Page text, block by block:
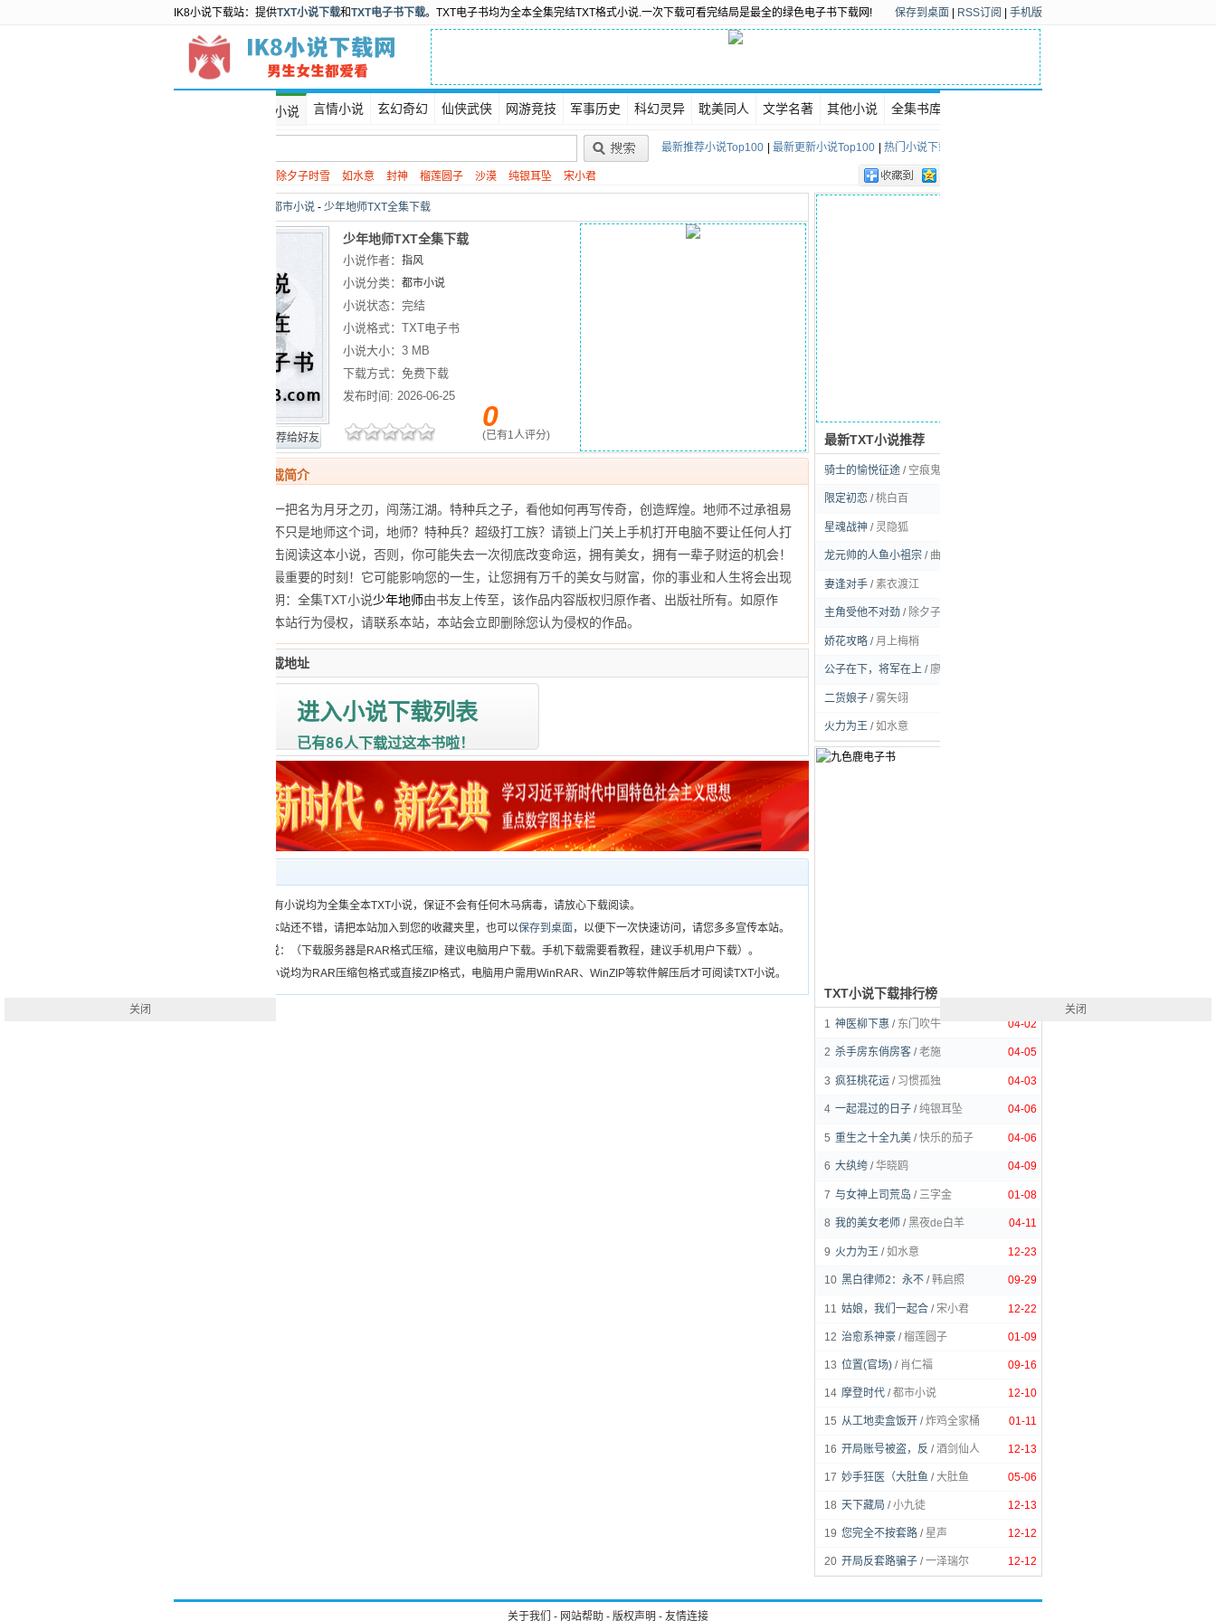
IK8小说下载站：提供TXT小说下载和TXT电子书下载。TXT电子书均为全本全集完结TXT格式小说.一次下载可看完结局是最全的绿色电子书下载网! 保存到桌面 RSS订阅 手机版
都市小说 言情小说 玄幻奇幻 仙侠武侠 网游竞技 军事历史 科幻灵异 耽美同人 文学名著 其他小说 全集书库
最新推荐小说Top100 最新更新小说Top100 热门小说下载Top100
除夕子时雪 如水意 封神 榴莲圆子 沙漠 纯银耳坠 宋小君
都市小说 - 少年地师TXT全集下载
推荐给好友
少年地师TXT全集下载
小说作者： 指风
小说分类： 都市小说
小说状态： 完结
小说格式： TXT电子书
小说大小： 3 MB
下载方式： 免费下载
发布时间: 2026-06-25
0
(已有1人评分) 最新TXT小说推荐
骑士的愉悦征途 / 空痕鬼彻
限定初恋 /桃白百
星魂战神 / 灵隐狐
龙元帅的人鱼小祖宗 / 曲流逸
妻逢对手 /素衣渡江
主角受他不对劲 / 除夕子时雪
娇花攻略 / 月上梅梢
公子在下，将军在上 /廖虫虫姑娘
二货娘子 /雾矢翊
火力为王 /如水意
少年地师TXT下载简介
地师之后，拥有一把名为月牙之刃，闯荡江湖。特种兵之子，看他如何再写传奇，创造辉煌。地师不过承祖易
技，他所拥有的不只是地师这个词，地师？特种兵？超级打工族？请锁上门关上手机打开电脑不要让任何人打
扰你！静静地点击阅读这本小说，否则，你可能失去一次彻底改变命运，拥有美女，拥有一辈子财运的机会！
这将是你生命中最重要的时刻！它可能影响您的一生，让您拥有万千的美女与财富，你的事业和人生将会出现
魔术般的转变声明：全集TXT小说少年地师由书友上传至，该作品内容版权归原作者、出版社所有。如原作
者、出版社认为本站行为侵权，请联系本站，本站会立即删除您认为侵权的作品。
少年地师TXT下载地址
进入小说下载列表
已有86人下载过这本书啦！
一、（www.）所有小说均为全集全本TXT小说，保证不会有任何木马病毒，请放心下载阅读。
二、如果您觉得本站还不错，请把本站加入到您的收藏夹里，也可以保存到桌面 ，以便下一次快速访问，请您多多宣传本站。
三、如何下载小说：（下载服务器是RAR格式压缩，建议电脑用户下载。手机下载需要看教程，建议手机用户下载）。
四、本站下载的小说均为RAR压缩包格式或直接ZIP格式，电脑用户需用WinRAR、WinZIP等软件解压后才可阅读TXT小说。
TXT小说下载排行榜
04-02
1 神医柳下惠 / 东门吹牛
04-05
2 杀手房东俏房客 /老施
04-03
3 疯狂桃花运 / 习惯孤独
04-06
4 一起混过的日子 /纯银耳坠
04-06
5 重生之十全九美 /快乐的茄子
04-09
6 大纨绔 /华晓鸥
01-08
7 与女神上司荒岛 /三字金
04-11
8 我的美女老师 /黑夜de白羊
12-23
9 火力为王 /如水意
09-29
10 黑白律师2：永不 /韩启照
12-22
11 姑娘，我们一起合 /宋小君
01-09
12 治愈系神豪 /榴莲圆子
09-16
13 位置(官场) / 肖仁福
12-10
14 摩登时代 /都市小说
01-11
15 从工地卖盒饭开 /炸鸡全家桶
12-13
16 开局账号被盗，反 /酒剑仙人
05-06
17 妙手狂医（大肚鱼 /大肚鱼
12-13
18 天下藏局 /小九徒
12-12
19 您完全不按套路 / 星声
12-12
20 开局反套路骗子 /一泽瑞尔
关于我们 - 网站帮助 - 版权声明 - 友情连接
关闭 关闭